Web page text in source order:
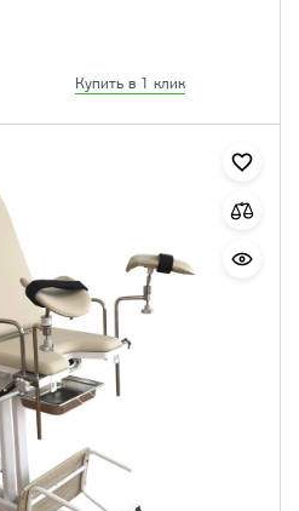
Купить в 1 клик